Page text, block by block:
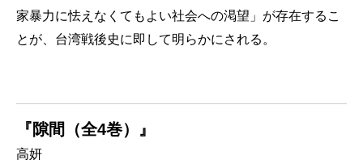
家暴力に怯えなくてもよい社会への渇望」が存在するこ
とが、台湾戦後史に即して明らかにされる。
『隙間（全4巻）』
高妍